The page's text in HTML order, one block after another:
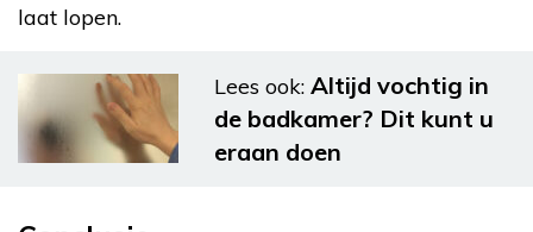
laat lopen.
Lees ook: Altijd vochtig in
de badkamer? Dit kunt u
eraan doen